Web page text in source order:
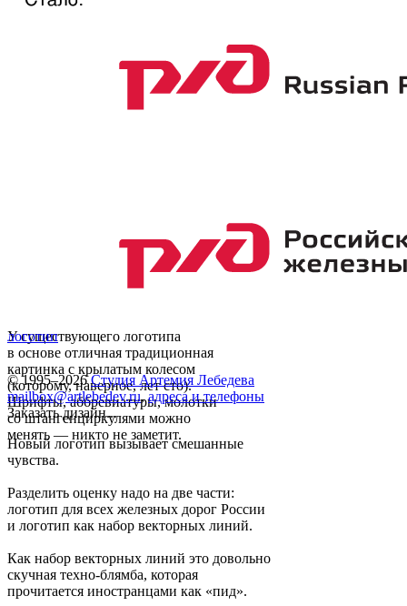
У существующего логотипа
в основе отличная традиционная
картинка с крылатым колесом
(которому, наверное, лет сто).
Шрифты, аббревиатуры, молотки
со штангенциркулями можно
менять — никто не заметит.
Новый логотип вызывает смешанные
чувства.
Разделить оценку надо на две части:
логотип для всех железных дорог России
и логотип как набор векторных линий.
Как набор векторных линий это довольно
скучная техно-блямба, которая
прочитается иностранцами как «пид».
логотип
© 1995–2026 Студия Артемия Лебедева
mailbox@artlebedev.ru, адреса и телефоны
Заказать дизайн...